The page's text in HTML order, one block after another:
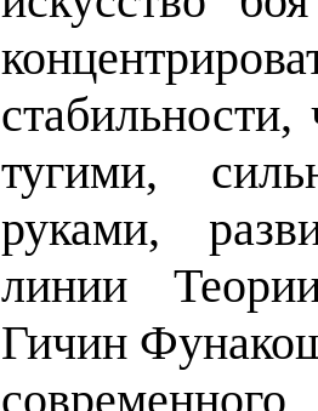
тугими,
руками,
линии
Гичин